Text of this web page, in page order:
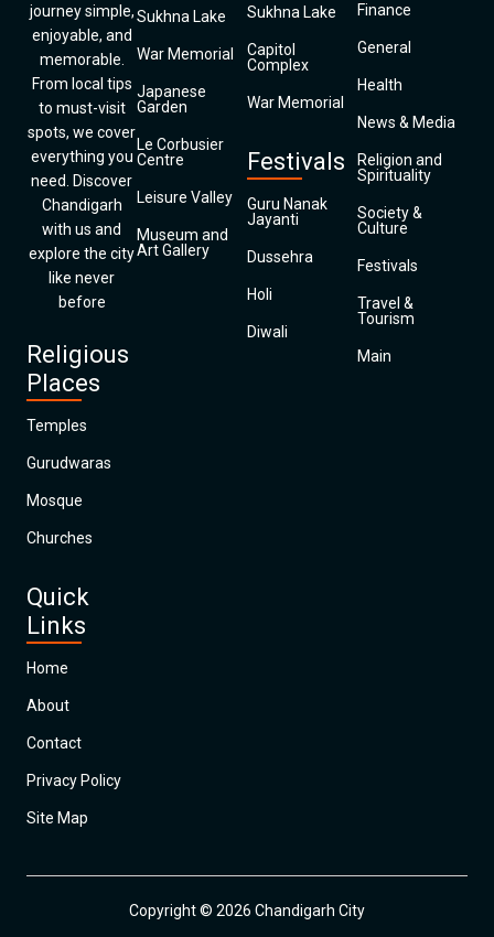
journey simple,
enjoyable, and
memorable.
From local tips
to must-visit
spots, we cover
everything you
need. Discover
Chandigarh
with us and
explore the city
like never
before
Religious
Places
Temples
Gurudwaras
Mosque
Churches
Quick
Links
Home
About
Contact
Privacy Policy
Site Map
Sukhna Lake
War Memorial
Japanese
Garden
Le Corbusier
Centre
Leisure Valley
Museum and
Art Gallery
Sukhna Lake
Capitol
Complex
War Memorial
Festivals
Guru Nanak
Jayanti
Dussehra
Holi
Diwali
Finance
General
Health
News & Media
Religion and
Spirituality
Society &
Culture
Festivals
Travel &
Tourism
Main
Copyright © 2026 Chandigarh City